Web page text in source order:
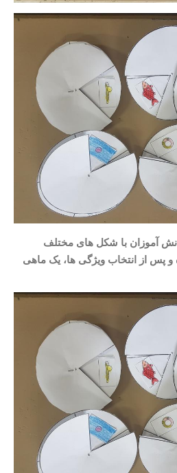
دانش آموزان با شکل های مختلف
پس از انتخاب ویژگی ها، یک ماهی